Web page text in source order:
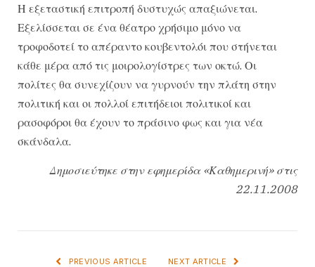
Η εξεταστική επιτροπή δυστυχώς απαξιώνεται.
Εξελίσσεται σε ένα θέατρο χρήσιμο μόνο να
τροφοδοτεί το απέραντο κουβεντολόι που στήνεται
κάθε μέρα από τις μοιρολογίστρες των οκτώ. Οι
πολίτες θα συνεχίζουν να γυρνούν την πλάτη στην
πολιτική και οι πολλοί επιτήδειοι πολιτικοί και
ρασοφόροι θα έχουν το πράσινο φως και για νέα
σκάνδαλα.
Δημοσιεύτηκε στην εφημερίδα «Καθημερινή» στις
22.11.2008
PREVIOUS ARTICLE NEXT ARTICLE